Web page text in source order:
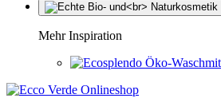
Mehr Inspiration
Öko-